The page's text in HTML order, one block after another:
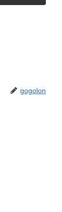
gogolon